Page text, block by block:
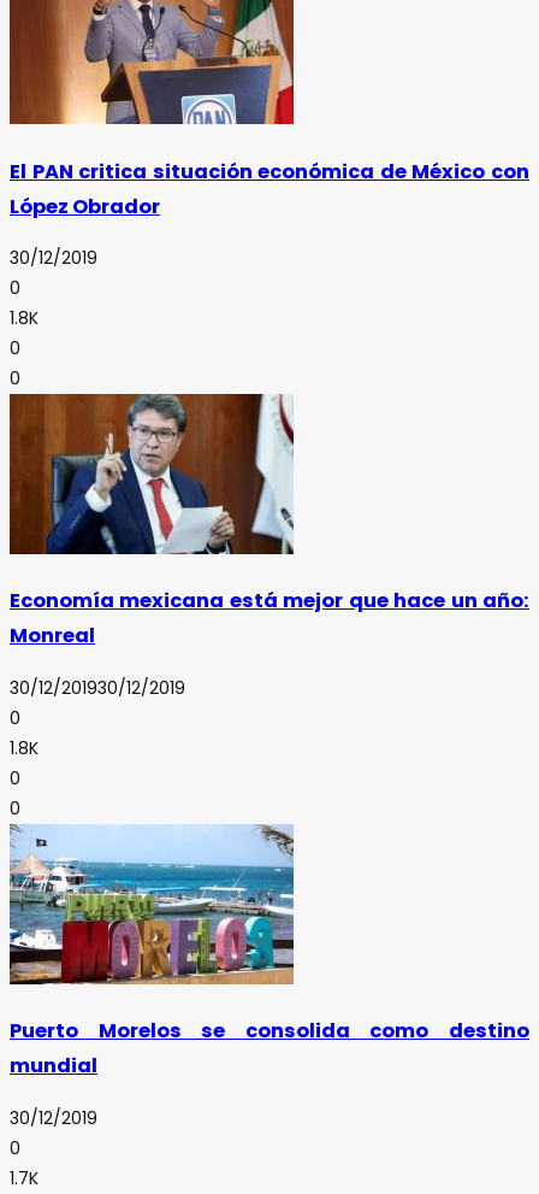
El PAN critica situación económica de México con
López Obrador
30/12/2019
0
1.8K
0
0
Economía mexicana está mejor que hace un año:
Monreal
30/12/201930/12/2019
0
1.8K
0
0
Puerto Morelos se consolida como destino
mundial
30/12/2019
0
1.7K